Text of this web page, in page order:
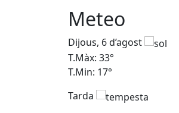
Meteo
Dijous, 6 d’agost
T.Màx: 33°
T.Min: 17°
Tarda